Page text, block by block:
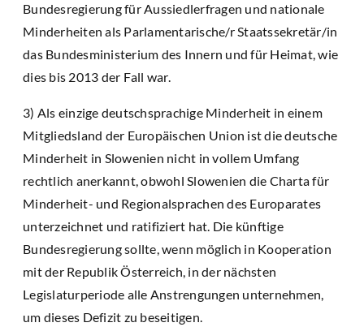
Bundesregierung für Aussiedlerfragen und nationale
Minderheiten als Parlamentarische/r Staatssekretär/in
das Bundesministerium des Innern und für Heimat, wie
dies bis 2013 der Fall war.
3) Als einzige deutschsprachige Minderheit in einem
Mitgliedsland der Europäischen Union ist die deutsche
Minderheit in Slowenien nicht in vollem Umfang
rechtlich anerkannt, obwohl Slowenien die Charta für
Minderheit- und Regionalsprachen des Europarates
unterzeichnet und ratifiziert hat. Die künftige
Bundesregierung sollte, wenn möglich in Kooperation
mit der Republik Österreich, in der nächsten
Legislaturperiode alle Anstrengungen unternehmen,
um dieses Defizit zu beseitigen.